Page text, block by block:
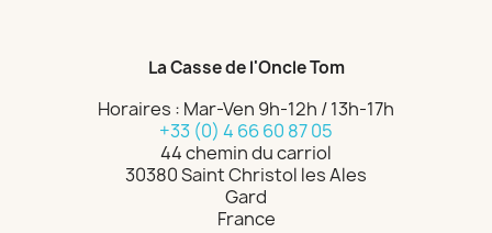
La Casse de l'Oncle Tom
Horaires : Mar-Ven 9h-12h / 13h-17h
+33 (0) 4 66 60 87 05
44 chemin du carriol
30380 Saint Christol les Ales
Gard
France